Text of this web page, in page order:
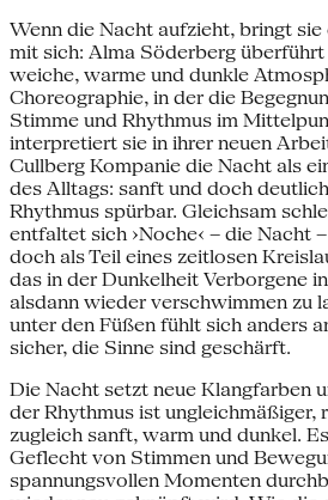
Wenn die Nacht aufzieht, bringt sie
mit sich: Alma Söderberg überführt
weiche, warme und dunkle
Choreographie, in der die
Stimme und Rhythmus im
interpretiert sie in ihrer neuen
Cullberg Kompanie die Nacht als
des Alltags: sanft und doch
Rhythmus spürbar. Gleichsam
entfaltet sich ›Noche‹ – die Nacht
doch als Teil eines zeitlosen
das in der Dunkelheit Verborgene
alsdann wieder verschwimmen zu
unter den Füßen fühlt sich anders
sicher, die Sinne sind geschärft.
Die Nacht setzt neue Klangfarben
der Rhythmus ist ungleichmäßiger,
zugleich sanft, warm und dunkel.
Geflecht von Stimmen und
spannungsvollen Momenten